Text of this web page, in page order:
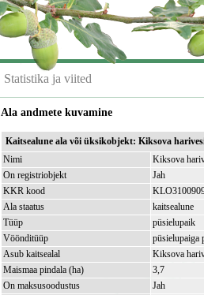
Statistika ja viited
Ala andmete kuvamine
Kaitsealune ala või üksikobjekt: Kiksova
Nimi
Kiksova
On registriobjekt
Jah
KKR kood
Ala staatus
kaitsealune
Tüüp
püsielupaik
Vöönditüüp
püsielupaiga
Asub kaitsealal
Kiksova
Maismaa pindala (ha)
3,7
On maksusoodustus
Jah